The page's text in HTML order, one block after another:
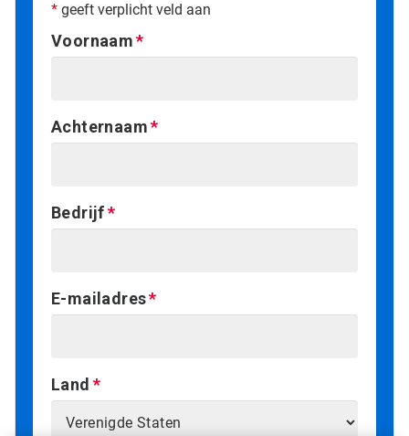
* geeft verplicht veld aan
Voornaam
Achternaam
Bedrijf
E-mailadres
Land